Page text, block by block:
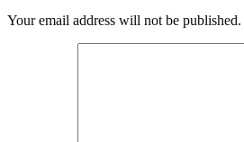
Your email address will not be published.